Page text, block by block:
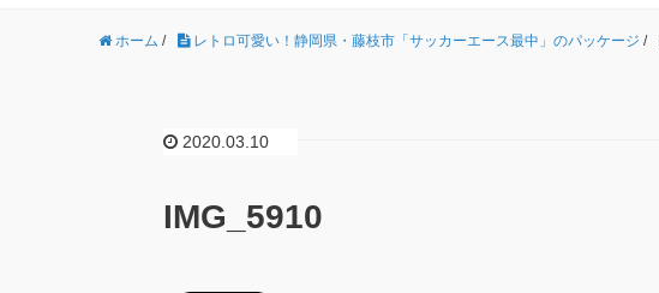
ホーム / レトロ可愛い！静岡県・藤枝市「サッカーエース最中」のパッケージ /
2020.03.10
IMG_5910